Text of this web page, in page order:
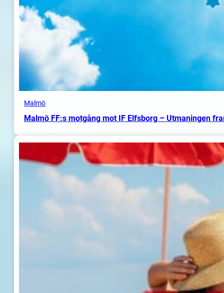
Malmö
Malmö FF:s motgång mot IF Elfsborg – Utmaningen